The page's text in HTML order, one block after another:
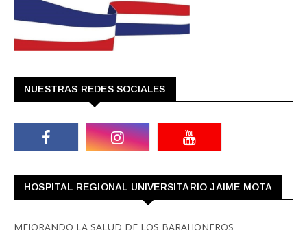
NUESTRAS REDES SOCIALES
HOSPITAL REGIONAL UNIVERSITARIO JAIME MOTA
MEJORANDO LA SALUD DE LOS BARAHONEROS